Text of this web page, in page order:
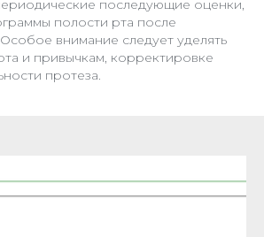
последующие оценки,
полости рта после
внимание следует уделять
и привычкам, корректировке
протеза.